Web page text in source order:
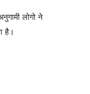
लोगो ने
है।